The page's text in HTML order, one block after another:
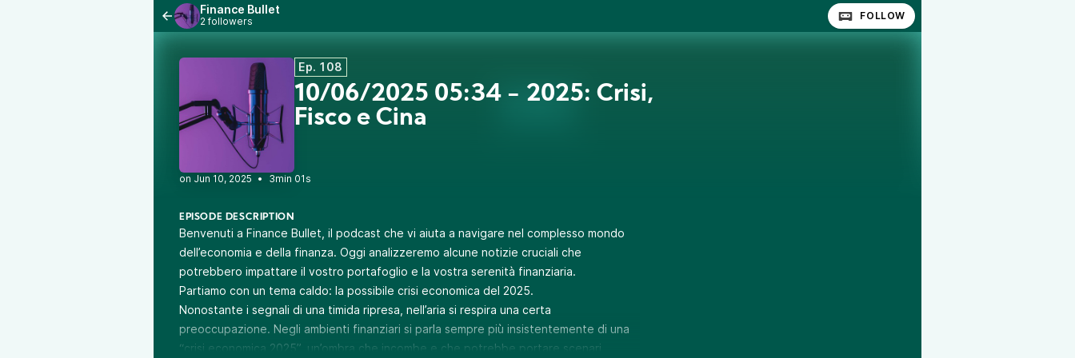
Finance Bullet
2 followers FOLLOW
Ep. 108
10/06/2025 05:34 - 2025: Crisi,
Fisco e Cina
• 3min 01s
EPISODE DESCRIPTION
Benvenuti a Finance Bullet, il podcast che vi aiuta a navigare nel complesso mondo
dell’economia e della finanza. Oggi analizzeremo alcune notizie cruciali che
potrebbero impattare il vostro portafoglio e la vostra serenità finanziaria.
Partiamo con un tema caldo: la possibile crisi economica del 2025.
Nonostante i segnali di una timida ripresa, nell’aria si respira una certa
preoccupazione. Negli ambienti finanziari si parla sempre più insistentemente di una
“crisi economica 2025”, un’ombra che incombe e che potrebbe portare scenari